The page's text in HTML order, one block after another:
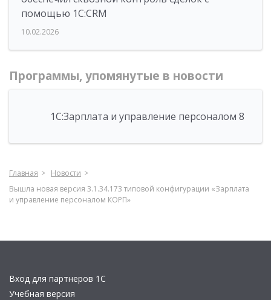
помощью 1С:CRM
10.02.2026
Программы, упомянутые в новости
1С:Зарплата и управление персоналом 8
Главная
Новости
Вышла новая версия 3.1.34.173 типовой конфигурации «Зарплата
и управление персоналом КОРП»
Вход для партнеров 1С
Учебная версия